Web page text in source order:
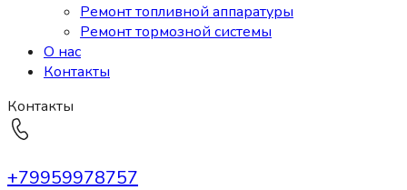
Ремонт топливной аппаратуры
Ремонт тормозной системы
О нас
Контакты
Контакты
+79959978757